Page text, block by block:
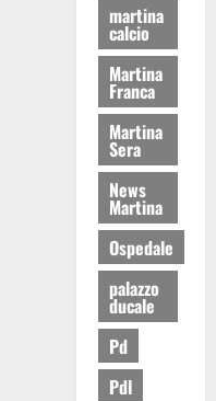
martina
calcio
Martina
Franca
Martina
Sera
News
Martina
Ospedale
palazzo
ducale
Pd
Pdl